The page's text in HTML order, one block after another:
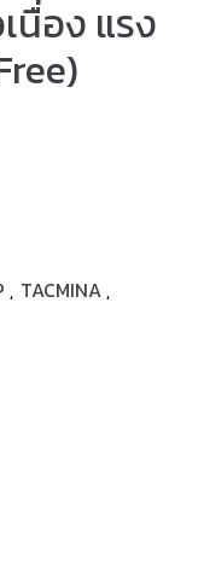
นื่อง แรง
, TACMINA,